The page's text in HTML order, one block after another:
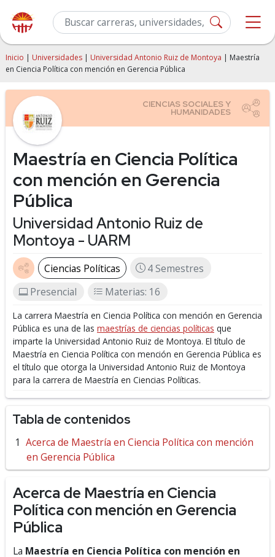
Inicio | Universidades | Universidad Antonio Ruiz de Montoya | Maestría
en Ciencia Política con mención en Gerencia Pública
Maestría en Ciencia Política
con mención en Gerencia
Pública
Universidad Antonio Ruiz de
Montoya - UARM
Ciencias Políticas
4 Semestres
Presencial
Materias: 16
La carrera Maestría en Ciencia Política con mención en Gerencia
Pública es una de las maestrías de ciencias políticas que
imparte la Universidad Antonio Ruiz de Montoya. El título de
Maestría en Ciencia Política con mención en Gerencia Pública es
el título que otorga la Universidad Antonio Ruiz de Montoya
para la carrera de Maestría en Ciencias Políticas.
Tabla de contenidos
Acerca de Maestría en Ciencia Política con mención
en Gerencia Pública
Acerca de Maestría en Ciencia
Política con mención en Gerencia
Pública
La Maestría en Ciencia Política con mención en